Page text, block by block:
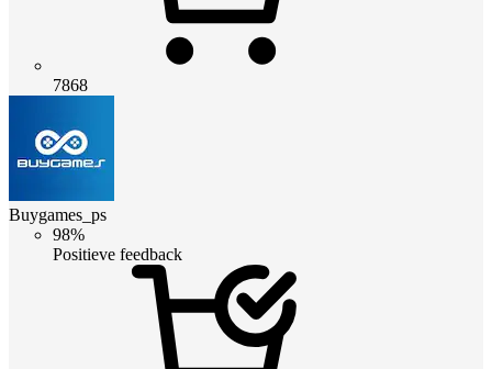
7868
Buygames_ps
98%
Positieve feedback